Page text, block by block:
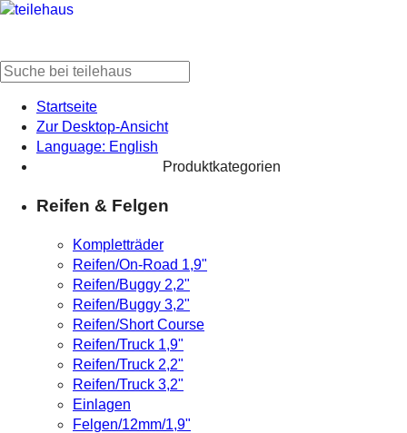
Startseite
Zur Desktop-Ansicht
Language: English
Produktkategorien
Reifen & Felgen
Kompletträder
Reifen/On-Road 1,9"
Reifen/Buggy 2,2"
Reifen/Buggy 3,2"
Reifen/Short Course
Reifen/Truck 1,9"
Reifen/Truck 2,2"
Reifen/Truck 3,2"
Einlagen
Felgen/12mm/1,9"